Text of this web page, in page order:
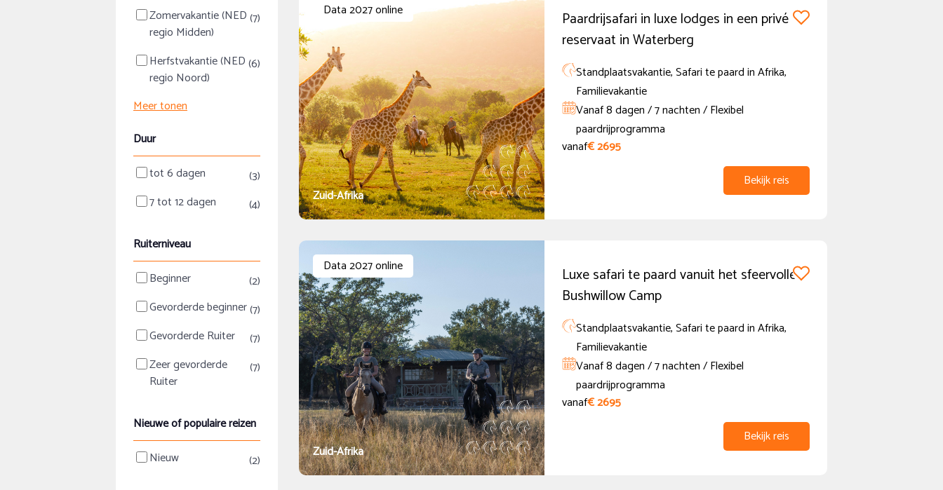
Duur
tot 6 dagen
(3)
7 tot 12 dagen
(4)
Zomervakantie (NED
regio Midden)
(7)
Herfstvakantie (NED
regio Noord)
(6)
Meer tonen
Nieuwe of populaire reizen
Nieuw
(2)
Ruiterniveau
Beginner
(2)
Gevorderde beginner(7)
Gevorderde Ruiter
(7)
Zeer gevorderde
Ruiter
(7)
Data 2027 online
Zuid-Afrika
Paardrijsafari in luxe lodges in een privé
reservaat in Waterberg
Standplaatsvakantie, Safari te paard in Afrika,
Familievakantie
Vanaf 8 dagen / 7 nachten / Flexibel
paardrijprogramma
vanaf€ 2695
Bekijk reis
Data 2027 online
Zuid-Afrika
Luxe safari te paard vanuit het sfeervolle
Bushwillow Camp
Standplaatsvakantie, Safari te paard in Afrika,
Familievakantie
Vanaf 8 dagen / 7 nachten / Flexibel
paardrijprogramma
vanaf€ 2695
Bekijk reis